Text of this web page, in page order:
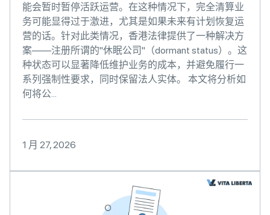
能会暂时暂停活跃运营。在这种情况下，完全清算业
务可能显得过于激进，尤其是如果未来有计划恢复运
营的话。针对此类情况，香港法律提供了一种解决方
案——注册所谓的"休眠公司"（dormant status）。这
种状态可以显著降低维护业务的成本，并避免履行一
系列强制性要求，同时保留法人实体。 本文将分析如
何将公...
1 月 27, 2026